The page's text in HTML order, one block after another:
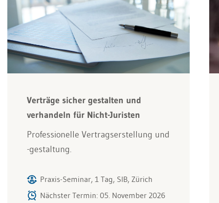
Verträge sicher gestalten und
verhandeln für Nicht-Juristen
Professionelle Vertragserstellung und
-gestaltung.
Praxis-Seminar, 1 Tag, SIB, Zürich
Nächster Termin: 05. November 2026